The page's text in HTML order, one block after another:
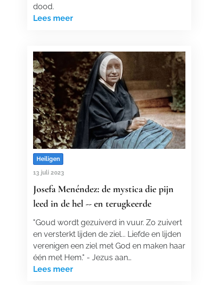
dood.
Lees meer
Heiligen
13 juli 2023
Josefa Menéndez: de mystica die pijn
leed in de hel -- en terugkeerde
"Goud wordt gezuiverd in vuur. Zo zuivert
en versterkt lijden de ziel... Liefde en lijden
verenigen een ziel met God en maken haar
één met Hem." - Jezus aan…
Lees meer